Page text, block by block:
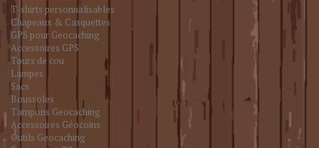
T-shirts personnalisables
Chapeaux & Casquettes
GPS pour Geocaching
Accessoires GPS
Tours de cou
Lampes
Sacs
Boussoles
Tampons Geocaching
Accessoires Géocoins
Outils Geocaching